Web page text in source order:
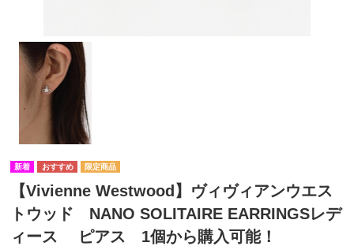
【Vivienne Westwood】ヴィヴィアンウエス
トウッド NANO SOLITAIRE EARRINGSレデ
ィース ピアス 1個から購入可能！